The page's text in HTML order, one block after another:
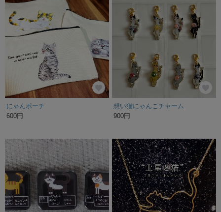
にゃんポーチ
600円
想い猫にゃんこチャーム
900円